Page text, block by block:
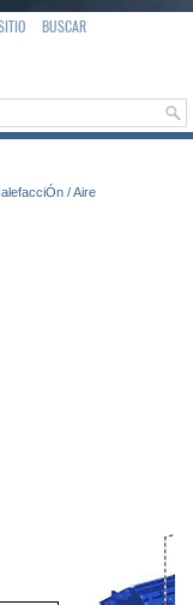
BUSCAR
/ Aire